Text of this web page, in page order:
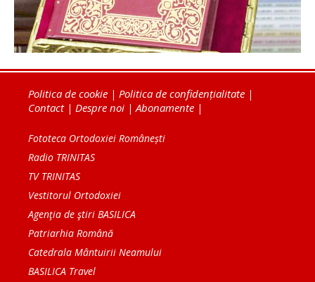
Politica de cookie | Politica de confidențialitate |
Contact| Despre noi | Abonamente |
Fototeca Ortodoxiei Românești
Radio TRINITAS
TV TRINITAS
Vestitorul Ortodoxiei
Agenţia de ştiri BASILICA
Patriarhia Română
Catedrala Mântuirii Neamului
BASILICA Travel